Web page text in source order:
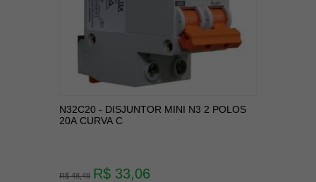
N32C20 - DISJUNTOR MINI N3 2 POLOS
20A CURVA C
R$ 48,49 R$ 33,06